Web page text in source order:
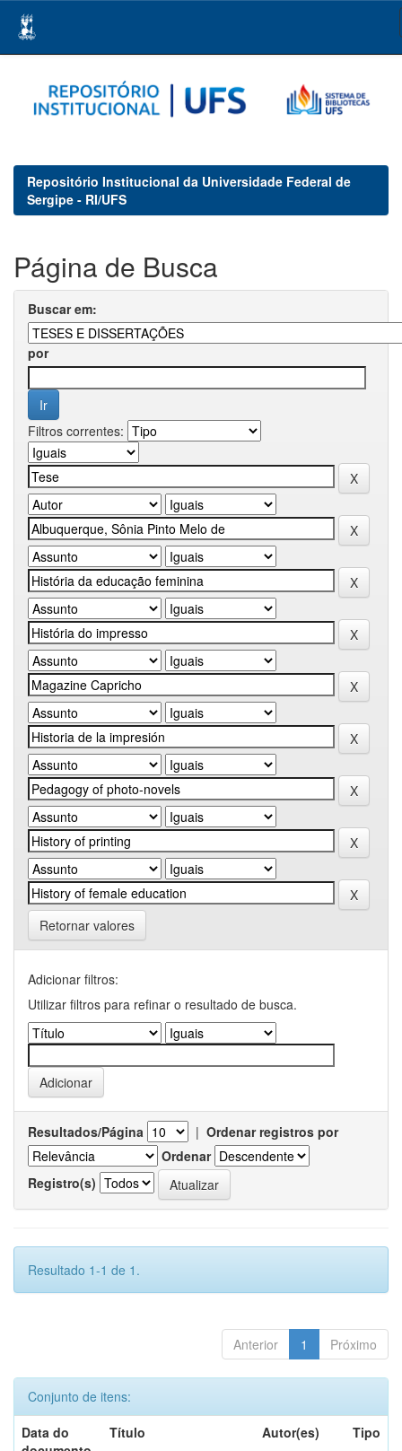
navigation
Repositório Institucional da Universidade Federal de
Sergipe - RI/UFS
Página de Busca
Buscar em:
por
Filtros correntes:
Retornar valores
Adicionar filtros:
Utilizar filtros para refinar o resultado de busca.
Resultados/Página | Ordenar registros por
Ordenar
Registro(s)
Resultado 1-1 de 1.
Anterior 1 Próximo
Conjunto de itens:
Data do
Título Autor(es) Tipo